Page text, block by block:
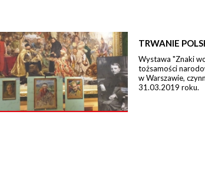
TRWANIE
Wystawa "Znaki
tożsamości
w Warszawie,
31.03.2019 roku.